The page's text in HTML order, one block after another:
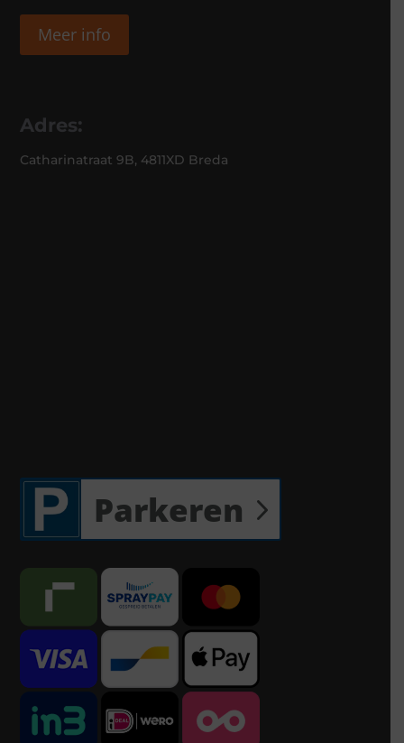
Meer info
Adres:
Catharinatraat 9B, 4811XD Breda
Parkeren